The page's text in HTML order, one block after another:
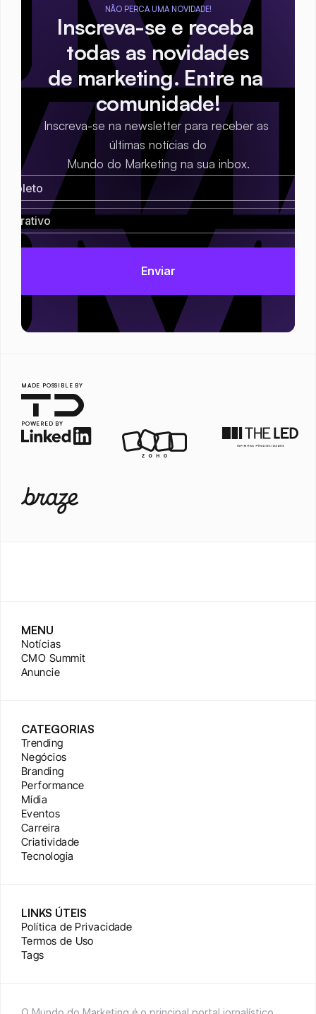
NÃO PERCA UMA NOVIDADE!
Inscreva-se e receba
todas as novidades
de marketing. Entre na
comunidade!
Inscreva-se na newsletter para receber as
últimas notícias do
Mundo do Marketing na sua inbox.
MADE POSSIBLE BY
POWERED BY
MENU
Notícias
CMO Summit
Anuncie
CATEGORIAS
Trending
Negócios
Branding
Performance
Mídia
Eventos
Carreira
Criatividade
Tecnologia
LINKS ÚTEIS
Política de Privacidade
Termos de Uso
Tags